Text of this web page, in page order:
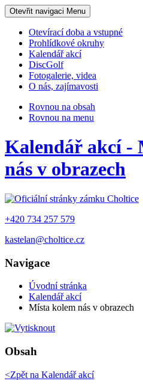
Otevřit navigaci Menu
Otevírací doba a vstupné
Prohlídkové okruhy
Kalendář akcí
DiscGolf
Fotogalerie, videa
O nás, zajímavosti
Rovnou na obsah
Rovnou na menu
Kalendář akcí -
nás v obrazech
+420 734 257 579
kastelan@choltice.cz
Navigace
Úvodní stránka
Kalendář akcí
Místa kolem nás v obrazech
Obsah
<Zpět na Kalendář akcí